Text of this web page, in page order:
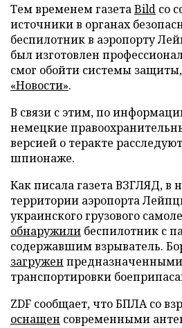
Тем временем газетаBild со
источники в органах
беспилотник в аэропорту
был изготовлен
смог обойти системы
«Новости».
В связи с этим, по
немецкие
версией о теракте
шпионаже.
Как писала газета ВЗГЛЯД, в
территории аэропорта
украинского грузового
обнаружили беспилотник с
содержавшим взрыватель.
загружен
транспортировки
ZDF сообщает, что БПЛА со
оснащен современными